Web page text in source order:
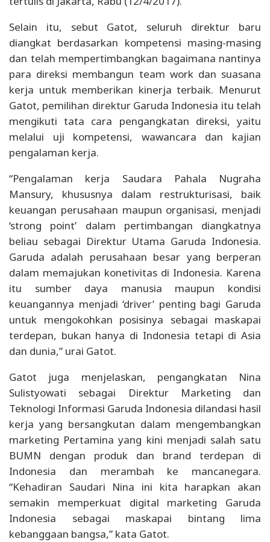
Selain itu, sebut Gatot, seluruh direktur baru
diangkat berdasarkan kompetensi masing-masing
dan telah mempertimbangkan bagaimana nantinya
para direksi membangun team work dan suasana
kerja untuk memberikan kinerja terbaik. Menurut
Gatot, pemilihan direktur Garuda Indonesia itu telah
mengikuti tata cara pengangkatan direksi, yaitu
melalui uji kompetensi, wawancara dan kajian
pengalaman kerja.
“Pengalaman kerja Saudara Pahala Nugraha
Mansury, khususnya dalam restrukturisasi, baik
keuangan perusahaan maupun organisasi, menjadi
‘strong point’ dalam pertimbangan diangkatnya
beliau sebagai Direktur Utama Garuda Indonesia.
Garuda adalah perusahaan besar yang berperan
dalam memajukan konetivitas di Indonesia. Karena
itu sumber daya manusia maupun kondisi
keuangannya menjadi ‘driver’ penting bagi Garuda
untuk mengokohkan posisinya sebagai maskapai
terdepan, bukan hanya di Indonesia tetapi di Asia
dan dunia,” urai Gatot.
Gatot juga menjelaskan, pengangkatan Nina
Sulistyowati sebagai Direktur Marketing dan
Teknologi Informasi Garuda Indonesia dilandasi hasil
kerja yang bersangkutan dalam mengembangkan
marketing Pertamina yang kini menjadi salah satu
BUMN dengan produk dan brand terdepan di
Indonesia dan merambah ke mancanegara.
“Kehadiran Saudari Nina ini kita harapkan akan
semakin memperkuat digital marketing Garuda
Indonesia sebagai maskapai bintang lima
kebanggaan bangsa,” kata Gatot.